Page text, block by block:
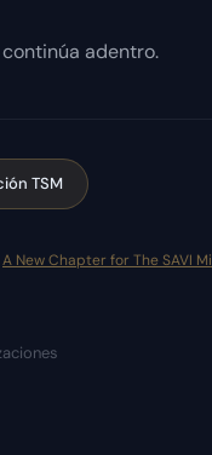
adentro.
TSM
A New Chapter for The SAVI